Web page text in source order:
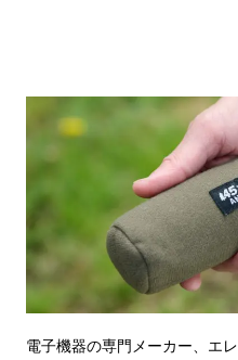
電子機器の専門メーカー、エ